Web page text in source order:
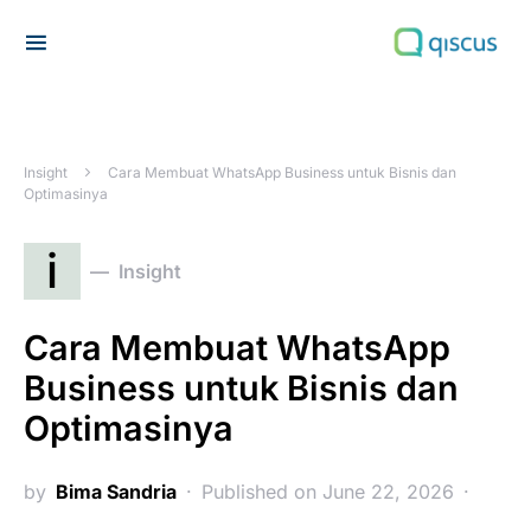
Insight
Cara Membuat WhatsApp Business untuk Bisnis dan
Optimasinya
i Insight
Cara Membuat WhatsApp
Business untuk Bisnis dan
Optimasinya
by Bima Sandria
Published on June 22, 2026